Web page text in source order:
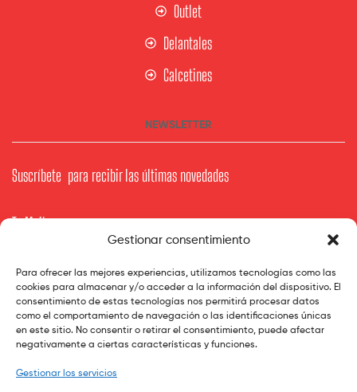
Gestionar consentimiento
Para ofrecer las mejores experiencias, utilizamos tecnologías como las
cookies para almacenar y/o acceder a la información del dispositivo. El
consentimiento de estas tecnologías nos permitirá procesar datos
como el comportamiento de navegación o las identificaciones únicas
en este sitio. No consentir o retirar el consentimiento, puede afectar
negativamente a ciertas características y funciones.
Gestionar los servicios
Outlet
Delantales
Calcetines
NEWSLETTER
Suscríbete para recibir las últimas novedades
Tu Mail
Subscribe